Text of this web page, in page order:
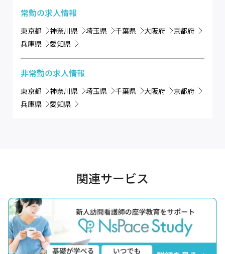
常勤の求人情報
東京都 神奈川県 埼玉県 千葉県 大阪府
京都府
兵庫県
愛知県
非常勤の求人情報
東京都 神奈川県 埼玉県 千葉県 大阪府
京都府
兵庫県
愛知県
関連サービス